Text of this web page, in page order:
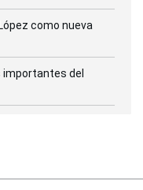
como nueva
importantes del